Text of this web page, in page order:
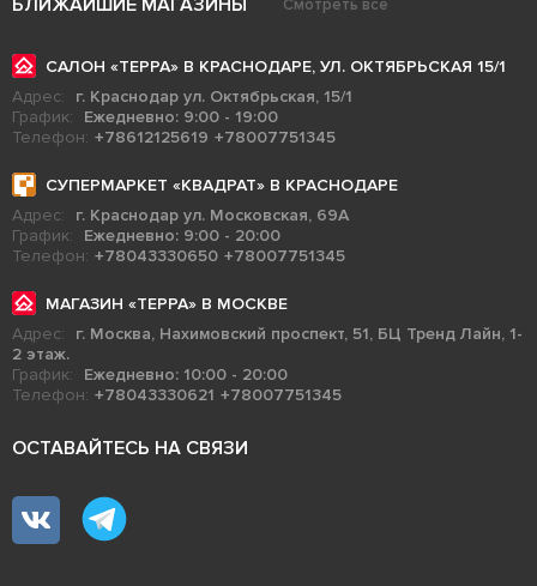
Смотреть все
САЛОН «ТЕРРА» В КРАСНОДАРЕ, УЛ. ОКТЯБРЬСКАЯ 15/1
Адрес:
г. Краснодар ул. Октябрьская, 15/1
График:
Ежедневно: 9:00 - 19:00
Телефон: +78612125619 +78007751345
СУПЕРМАРКЕТ «КВАДРАТ» В КРАСНОДАРЕ
Адрес:
г. Краснодар ул. Московская, 69А
График:
Ежедневно: 9:00 - 20:00
Телефон: +78043330650 +78007751345
МАГАЗИН «ТЕРРА» В МОСКВЕ
Адрес:
г. Москва, Нахимовский проспект, 51, БЦ Тренд Лайн, 1-
2 этаж.
График:
Ежедневно: 10:00 - 20:00
Телефон: +78043330621 +78007751345
ОСТАВАЙТЕСЬ НА СВЯЗИ